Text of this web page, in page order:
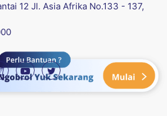
12 Jl. Asia Afrika No.133 - 137,